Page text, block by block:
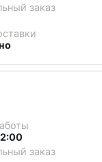
заказ
заказ